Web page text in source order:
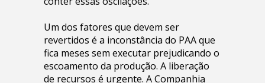
Um dos fatores que devem ser
revertidos é a inconstância do PAA que
fica meses sem executar prejudicando o
escoamento da produção. A liberação
de recursos é urgente. A Companhia